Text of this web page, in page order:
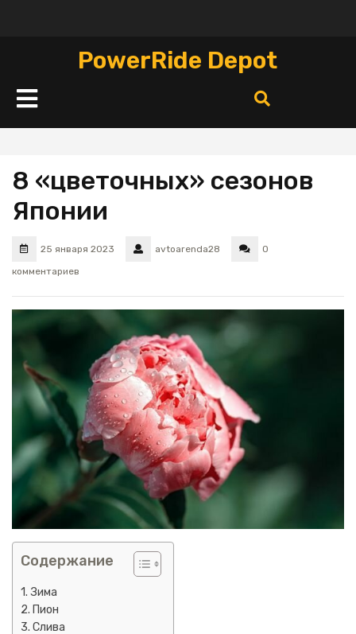
PowerRide Depot
Кнопка
Открыть
8 «цветочных» сезонов
Японии
25 января 2023 avtoarenda28
0
комментариев
Содержание
Зима
Пион
Слива